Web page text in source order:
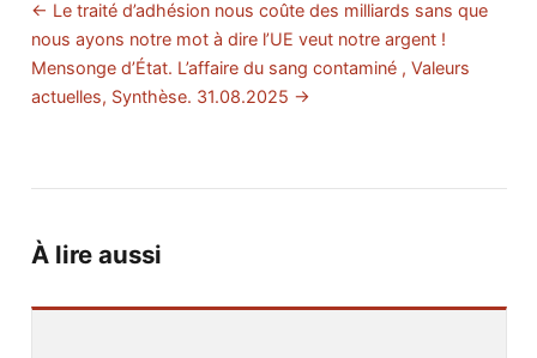
← Le traité d’adhésion nous coûte des milliards sans que
nous ayons notre mot à dire l’UE veut notre argent !
Mensonge d’État. L’affaire du sang contaminé , Valeurs
actuelles, Synthèse. 31.08.2025 →
À lire aussi